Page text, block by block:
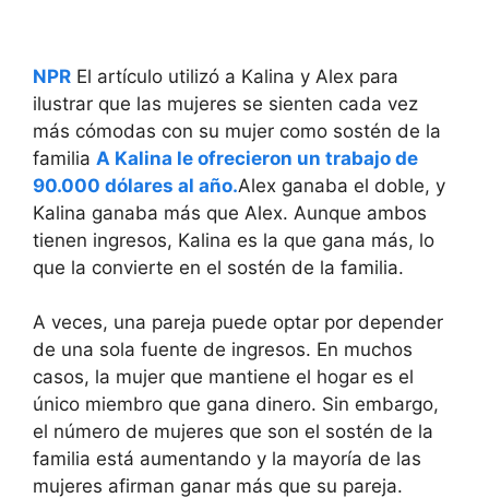
NPR El artículo utilizó a Kalina y Alex para
ilustrar que las mujeres se sienten cada vez
más cómodas con su mujer como sostén de la
familia A Kalina le ofrecieron un trabajo de
90.000 dólares al año.Alex ganaba el doble, y
Kalina ganaba más que Alex. Aunque ambos
tienen ingresos, Kalina es la que gana más, lo
que la convierte en el sostén de la familia.
A veces, una pareja puede optar por depender
de una sola fuente de ingresos. En muchos
casos, la mujer que mantiene el hogar es el
único miembro que gana dinero. Sin embargo,
el número de mujeres que son el sostén de la
familia está aumentando y la mayoría de las
mujeres afirman ganar más que su pareja.